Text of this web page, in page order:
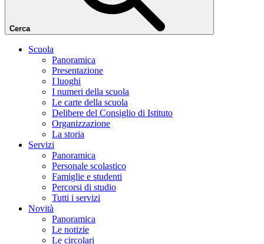
Cerca
Scuola
Panoramica
Presentazione
I luoghi
I numeri della scuola
Le carte della scuola
Delibere del Consiglio di Istituto
Organizzazione
La storia
Servizi
Panoramica
Personale scolastico
Famiglie e studenti
Percorsi di studio
Tutti i servizi
Novità
Panoramica
Le notizie
Le circolari